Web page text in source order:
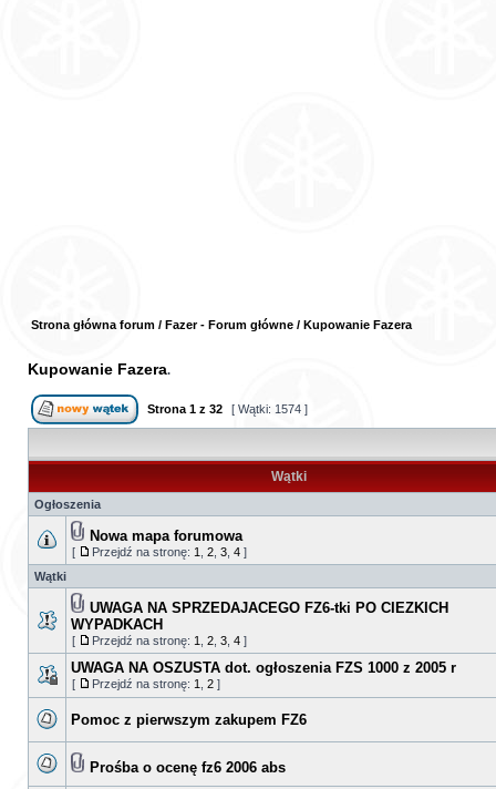
Strona główna forum / Fazer - Forum główne / Kupowanie Fazera
Kupowanie Fazera
Strona 1 z 32 [ Wątki: 1574 ]
Wątki
Ogłoszenia
Nowa mapa forumowa
[ Przejdź na stronę: 1 2 3 4 ]
Wątki
UWAGA NA SPRZEDAJACEGO FZ6-tki PO CIEZKICH
WYPADKACH
[ Przejdź na stronę: 1 2 3 4 ]
UWAGA NA OSZUSTA dot. ogłoszenia FZS 1000 z 2005 r
[ Przejdź na stronę: 1 2 ]
Pomoc z pierwszym zakupem FZ6
Prośba o ocenę fz6 2006 abs